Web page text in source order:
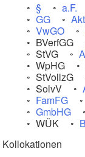
§
a.F.
GG
VwGO
BVerfGG
StVG
WpHG
StVollzG
SolvV
FamFG
GmbHG
WÜK
Kollokationen